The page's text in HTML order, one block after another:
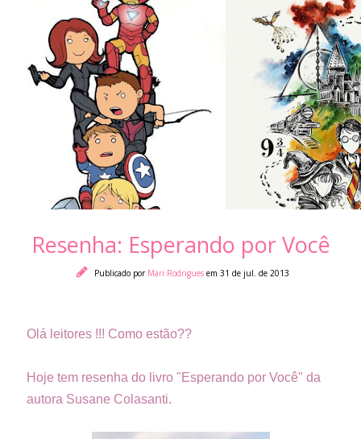
Resenha: Esperando por Você
Publicado por Mari Rodrigues em 31 de jul. de 2013
Olá leitores !!! Como estão??
Hoje tem resenha do livro "Esperando por Você" da
autora Susane Colasanti.